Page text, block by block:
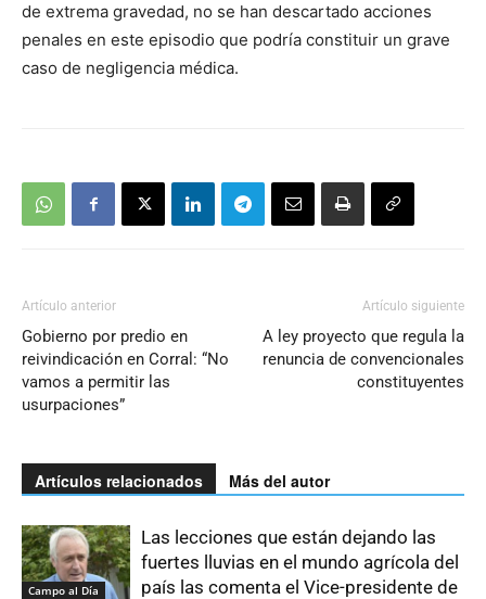
de extrema gravedad, no se han descartado acciones
penales en este episodio que podría constituir un grave
caso de negligencia médica.
Artículo anterior
Gobierno por predio en
reivindicación en Corral: “No
vamos a permitir las
usurpaciones”
Artículo siguiente
A ley proyecto que regula la
renuncia de convencionales
constituyentes
Artículos relacionados Más del autor
Campo al Día
Las lecciones que están dejando las
fuertes lluvias en el mundo agrícola del
país las comenta el Vice-presidente de